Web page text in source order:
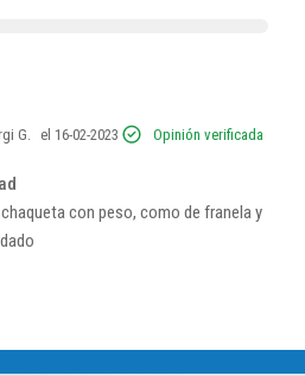
G. el 16-02-2023 Opinión verificada
con peso, como de franela y